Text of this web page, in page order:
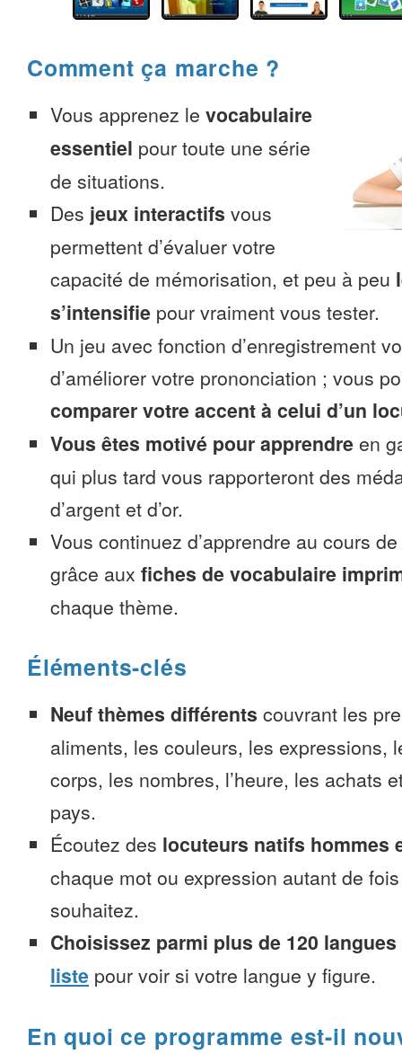
Comment ça marche ?
Vous apprenez le vocabulaire
essentiel pour toute une série
de situations.
Des jeux interactifs vous
permettent d’évaluer votre
capacité de mémorisation, et peu à peu
s’intensifie pour vraiment vous tester.
Un jeu avec fonction d’enregistrement
d’améliorer votre prononciation ; vous
comparer votre accent à celui d’un
Vous êtes motivé pour apprendre en
qui plus tard vous rapporteront des
d’argent et d’or.
Vous continuez d’apprendre au cours
grâce aux fiches de vocabulaire
chaque thème.
Éléments-clés
Neuf thèmes différents couvrant les
aliments, les couleurs, les expressions,
corps, les nombres, l’heure, les achats
pays.
Écoutez des locuteurs natifs hommes
chaque mot ou expression autant de
souhaitez.
Choisissez parmi plus de 120 langues
liste pour voir si votre langue y figure.
En quoi ce programme est-il